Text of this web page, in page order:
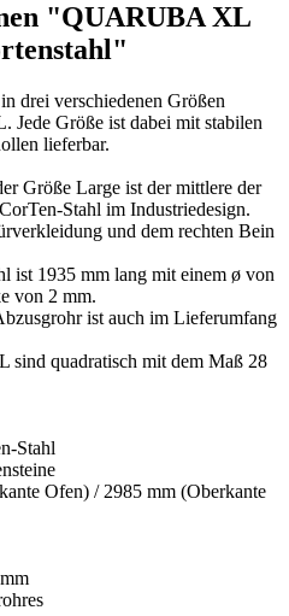
"QUARUBA XL
drei verschiedenen Größen
Größe ist dabei mit stabilen
lieferbar.
Größe Large ist der mittlere der
Stahl im Industriedesign.
und dem rechten Bein
ist 1935 mm lang mit einem ø von
von 2 mm.
ist auch im Lieferumfang
sind quadratisch mit dem Maß 28
Stahl
Ofen) / 2985 mm (Oberkante